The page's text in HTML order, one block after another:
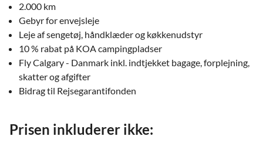
2.000 km
Gebyr for envejsleje
Leje af sengetøj, håndklæder og køkkenudstyr
10 % rabat på KOA campingpladser
Fly Calgary - Danmark inkl. indtjekket bagage, forplejning,
skatter og afgifter
Bidrag til Rejsegarantifonden
Prisen inkluderer ikke: